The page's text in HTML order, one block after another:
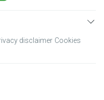
disclaimer Cookies